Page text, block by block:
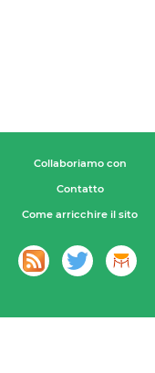
Collaboriamo con
Contatto
Come arricchire il sito